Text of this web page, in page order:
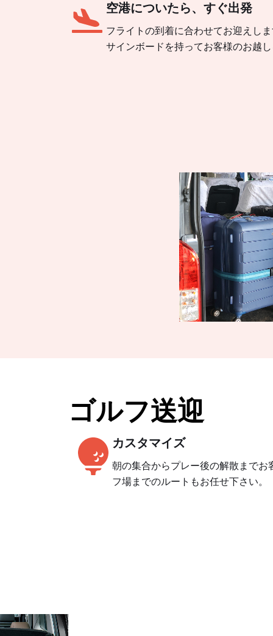
空港についたら、すぐ出発
フライトの到着に合わせてお迎えし
サインボードを持ってお客様のお越
ゴルフ送迎
カスタマイズ
朝の集合からプレー後の解散まで
フ場までのルートもお任せ下さい。